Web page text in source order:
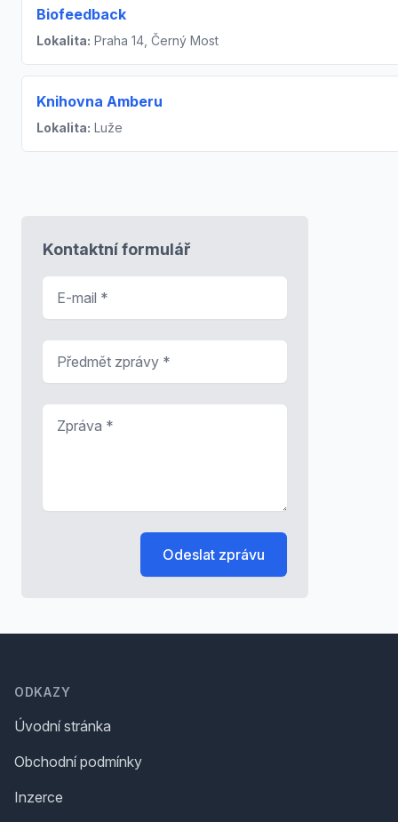
Biofeedback
Lokalita: Praha 14, Černý Most
Knihovna Amberu
Lokalita: Luže
Kontaktní formulář
Odeslat zprávu
ODKAZY
Úvodní stránka
Obchodní podmínky
Inzerce